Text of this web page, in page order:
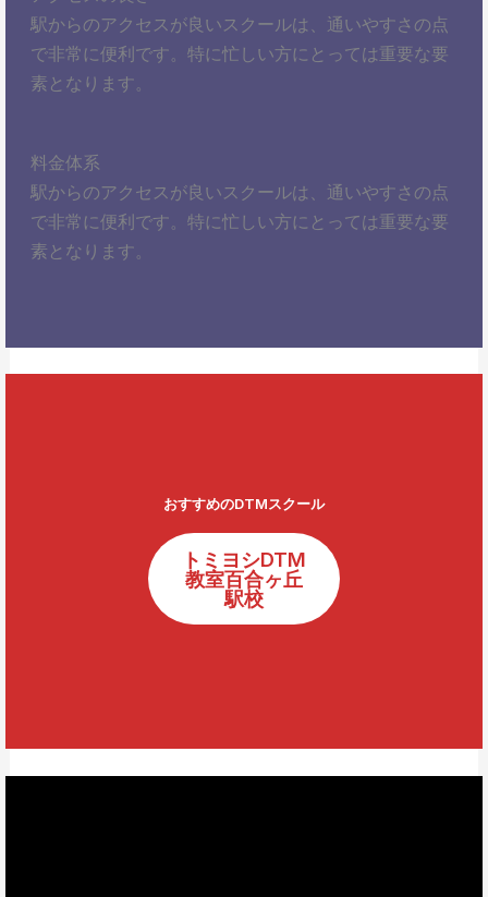
駅からのアクセスが良いスクールは、通いやすさの点
で非常に便利です。特に忙しい方にとっては重要な要
素となります。
料金体系
駅からのアクセスが良いスクールは、通いやすさの点
で非常に便利です。特に忙しい方にとっては重要な要
素となります。
おすすめのDTMスクール
トミヨシDTM
教室百合ヶ丘
駅校